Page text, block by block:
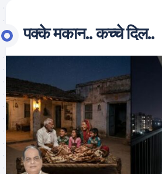
पक्के मकान.. कच्चे दिल..